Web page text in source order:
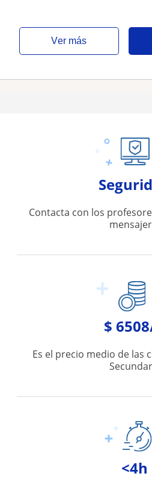
ver más
Contacta con los
$
Es el precio medio de las
<4h